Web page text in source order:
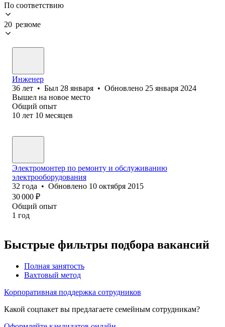
По соответствию
20 резюме
Инженер
36 лет • Был 28 января • Обновлено 25 января 2024
Вышел на новое место
Общий опыт
10 лет 10 месяцев
Электромонтер по ремонту и обслуживанию
электрооборудования
32 года • Обновлено 10 октября 2015
30 000 ₽
Общий опыт
1 год
Быстрые фильтры подбора вакансий
Полная занятость
Вахтовый метод
Корпоративная поддержка сотрудников
Какой соцпакет вы предлагаете семейным сотрудникам?